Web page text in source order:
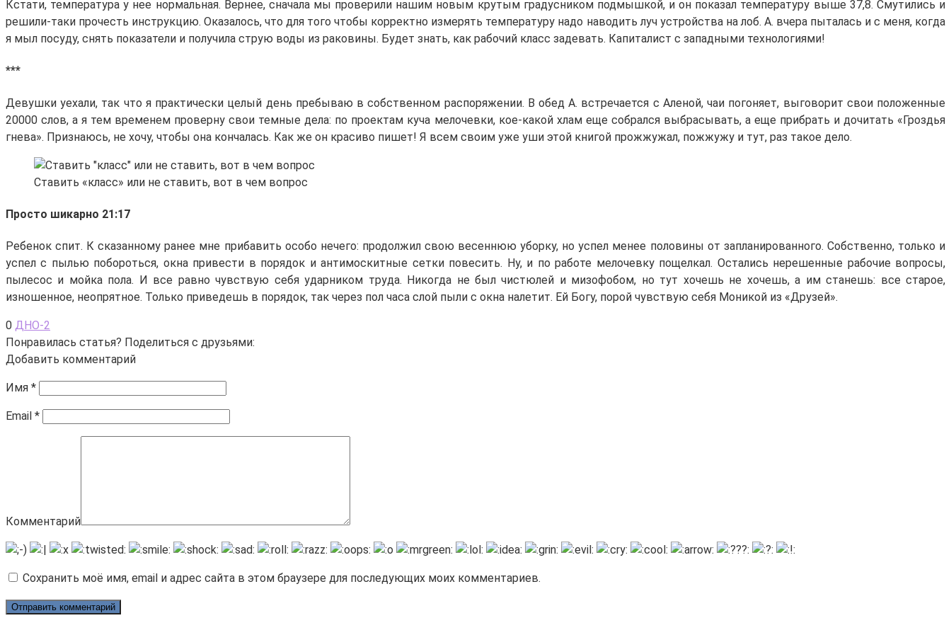
Кстати, температура у нее нормальная. Вернее, сначала мы проверили нашим новым крутым градусником подмышкой, и он показал температуру выше 37,8. Смутились и
решили-таки прочесть инструкцию. Оказалось, что для того чтобы корректно измерять температуру надо наводить луч устройства на лоб. А. вчера пыталась и с меня, когда
я мыл посуду, снять показатели и получила струю воды из раковины. Будет знать, как рабочий класс задевать. Капиталист с западными технологиями!
***
Девушки уехали, так что я практически целый день пребываю в собственном распоряжении. В обед А. встречается с Аленой, чаи погоняет, выговорит свои положенные
20000 слов, а я тем временем проверну свои темные дела: по проектам куча мелочевки, кое-какой хлам еще собрался выбрасывать, а еще прибрать и дочитать «Гроздья
гнева». Признаюсь, не хочу, чтобы она кончалась. Как же он красиво пишет! Я всем своим уже уши этой книгой прожжужал, пожжужу и тут, раз такое дело.
Ставить «класс» или не ставить, вот в чем вопрос
Просто шикарно 21:17
Ребенок спит. К сказанному ранее мне прибавить особо нечего: продолжил свою весеннюю уборку, но успел менее половины от запланированного. Собственно, только и
успел с пылью побороться, окна привести в порядок и антимоскитные сетки повесить. Ну, и по работе мелочевку пощелкал. Остались нерешенные рабочие вопросы,
пылесос и мойка пола. И все равно чувствую себя ударником труда. Никогда не был чистюлей и мизофобом, но тут хочешь не хочешь, а им станешь: все старое,
изношенное, неопрятное. Только приведешь в порядок, так через пол часа слой пыли с окна налетит. Ей Богу, порой чувствую себя Моникой из «Друзей».
0 ДНО-2
Понравилась статья? Поделиться с друзьями:
Добавить комментарий
Имя *
Email *
Комментарий
Сохранить моё имя, email и адрес сайта в этом браузере для последующих моих комментариев.